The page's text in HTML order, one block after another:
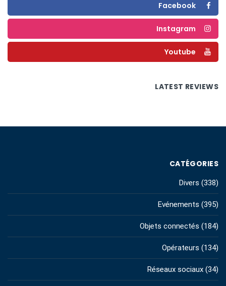
Facebook
Instagram
Youtube
LATEST REVIEWS
CATÉGORIES
Divers (338)
Evénements (395)
Objets connectés (184)
Opérateurs (134)
Réseaux sociaux (34)